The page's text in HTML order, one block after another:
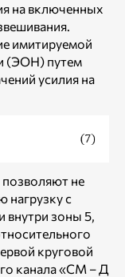
на включенных
имитируемой
(ЭОН) путем
усилия на
позволяют не
нагрузку с
внутри зоны 5,
круговой
канала «СМ – Д